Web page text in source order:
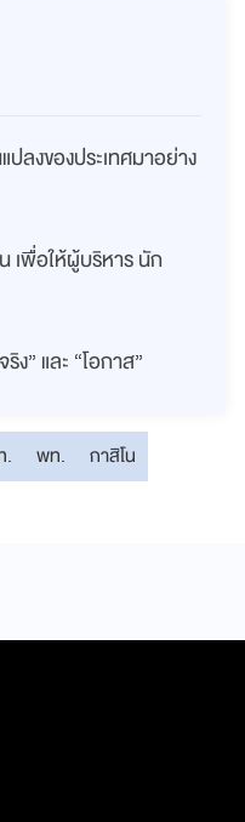
ลงของประเทศมาอย่าง
เพื่อให้ผู้บริหาร นัก
” และ “โอกาส”
. พท. กาสิโน